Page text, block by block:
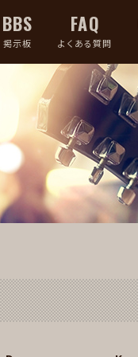
BBS
掲示板
FAQ
よくある質問